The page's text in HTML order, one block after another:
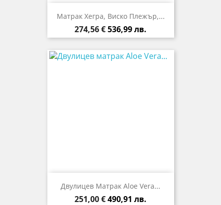
Матрак Хегра, Виско Плежър,...
Цена
274,56 €536,99 лв.
Двулицев Матрак Aloe Vera...
Цена
251,00 €490,91 лв.